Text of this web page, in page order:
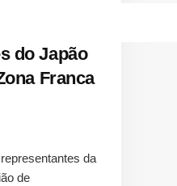
do Japão
Franca
da
de